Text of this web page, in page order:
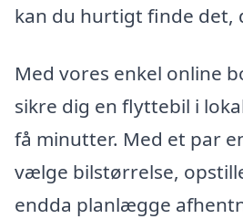
kan du hurtigt finde det,
Med vores enkel online
sikre dig en flyttebil i
få minutter. Med et par
vælge bilstørrelse,
endda planlægge